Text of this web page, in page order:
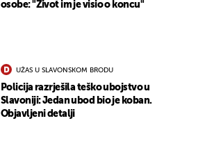
osobe: "Život im je visio o koncu"
UŽAS U SLAVONSKOM BRODU
Policija razrješila teško ubojstvo u
Slavoniji: Jedan ubod bio je koban.
Objavljeni detalji